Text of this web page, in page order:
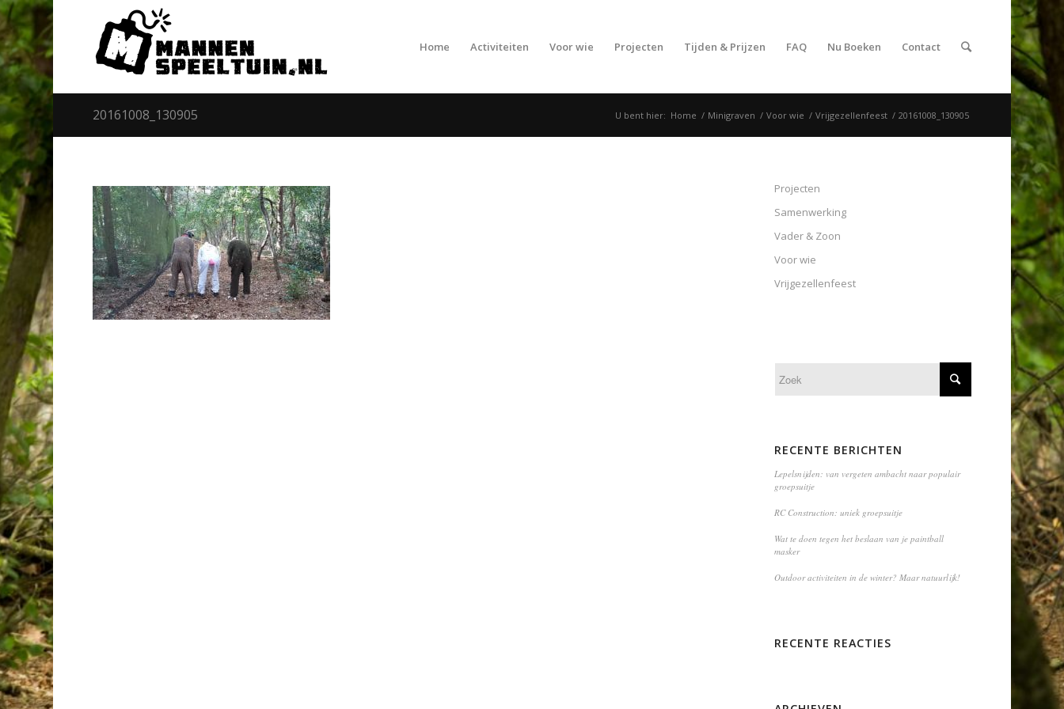
Home Activiteiten Voor wie Projecten Tijden & Prijzen FAQ Nu Boeken Contact
20161008_130905 U bent hier: Home / Minigraven / Voor wie / Vrijgezellenfeest / 20161008_130905
Projecten
Samenwerking
Vader & Zoon
Voor wie
Vrijgezellenfeest
RECENTE BERICHTEN
Lepelsnijden: van vergeten ambacht naar populair
groepsuitje
RC Construction: uniek groepsuitje
Wat te doen tegen het beslaan van je paintball
masker
Outdoor activiteiten in de winter? Maar natuurlijk!
RECENTE REACTIES